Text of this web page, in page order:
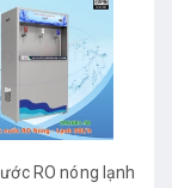
RO nóng lạnh